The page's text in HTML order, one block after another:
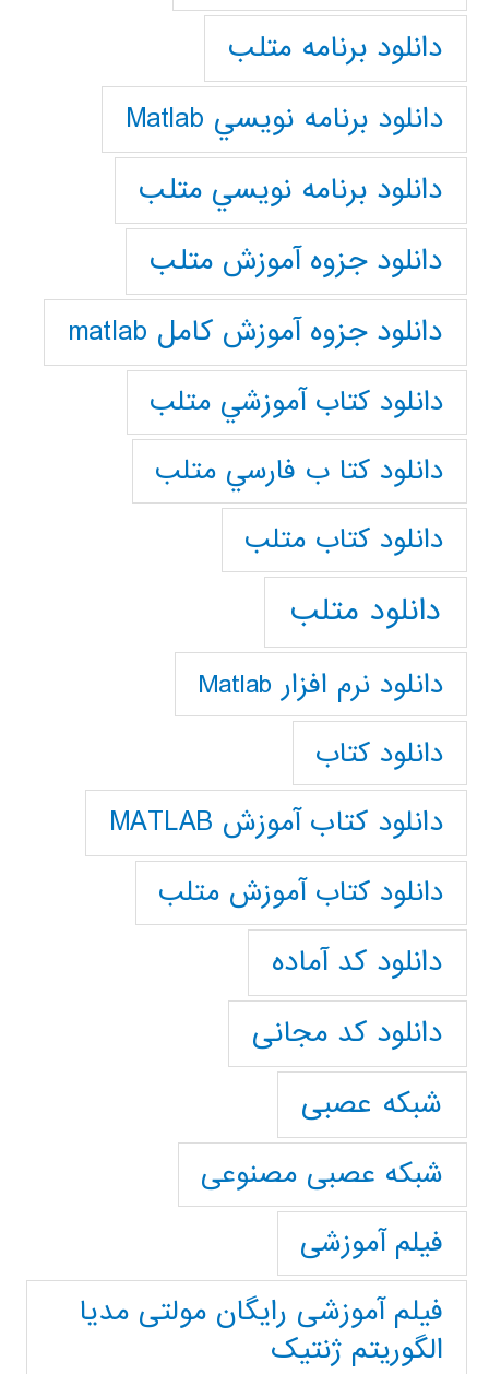
دانلود برنامه متلب
دانلود برنامه نويسي Matlab
دانلود برنامه نويسي متلب
دانلود جزوه آموزش متلب
دانلود جزوه آموزش کامل matlab
دانلود كتاب آموزشي متلب
دانلود كتا ب فارسي متلب
دانلود كتاب متلب
دانلود متلب
دانلود نرم افزار Matlab
دانلود کتاب
دانلود کتاب آموزش MATLAB
دانلود کتاب آموزش متلب
دانلود کد آماده
دانلود کد مجانی
شبکه عصبی
شبکه عصبی مصنوعی
فیلم آموزشی
فیلم آموزشی رایگان مولتی مدیا
الگوریتم ژنتیک